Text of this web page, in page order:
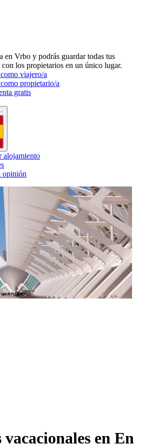
en Vrbo y podrás guardar todas tus
con los propietarios en un único lugar.
viajero/a
propietario/a
gratis
alojamiento
opinión
en En